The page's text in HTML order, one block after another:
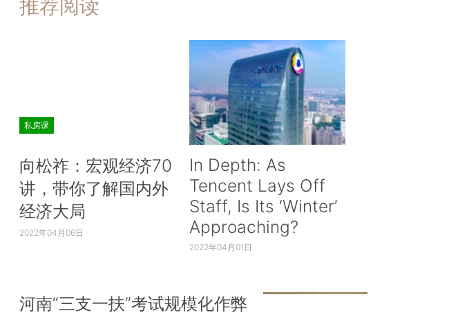
推荐阅读
私房课
向松祚：宏观经济70
讲，带你了解国内外
经济大局
2022年04月06日
In Depth: As
Tencent Lays Off
Staff, Is Its ‘Winter’
Approaching?
2022年04月01日
河南“三支一扶”考试规模化作弊